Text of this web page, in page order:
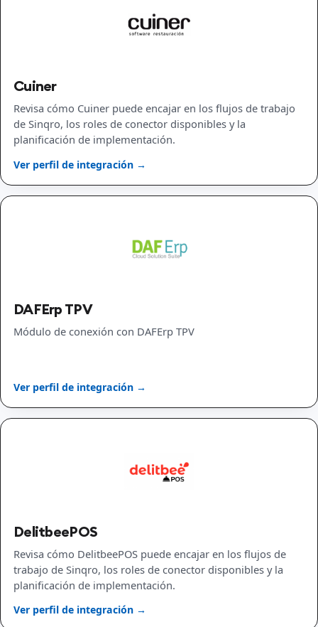
Cuiner
Revisa cómo Cuiner puede encajar en los flujos de trabajo
de Sinqro, los roles de conector disponibles y la
planificación de implementación.
Ver perfil de integración →
DAFErp TPV
Módulo de conexión con DAFErp TPV
Ver perfil de integración →
DelitbeePOS
Revisa cómo DelitbeePOS puede encajar en los flujos de
trabajo de Sinqro, los roles de conector disponibles y la
planificación de implementación.
Ver perfil de integración →